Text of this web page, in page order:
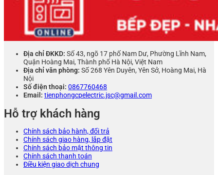
Địa chỉ ĐKKD: Số 43, ngõ 17 phố Nam Dư, Phường Lĩnh Nam,
Quận Hoàng Mai, Thành phố Hà Nội, Việt Nam
Địa chỉ văn phòng: Số 268 Yên Duyên, Yên Sở, Hoàng Mai, Hà
Nội
Số điện thoại: 0867760468
Email: tienphongcpelectric.jsc@gmail.com
Hỗ trợ khách hàng
Chính sách bảo hành, đổi trả
Chính sách giao hàng, lắp đặt
Chính sách bảo mật thông tin
Chính sách thanh toán
Điều kiện giao dịch chung